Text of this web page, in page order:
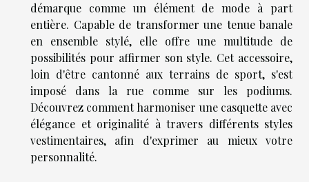
démarque comme un élément de mode à part
entière. Capable de transformer une tenue banale
en ensemble stylé, elle offre une multitude de
possibilités pour affirmer son style. Cet accessoire,
loin d'être cantonné aux terrains de sport, s'est
imposé dans la rue comme sur les podiums.
Découvrez comment harmoniser une casquette avec
élégance et originalité à travers différents styles
vestimentaires, afin d'exprimer au mieux votre
personnalité.